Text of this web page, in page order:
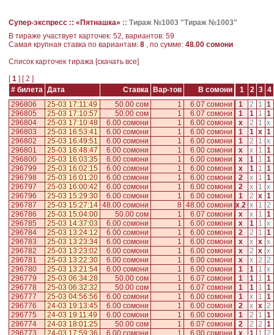
Супер-экспресс :: «Пятнашка» :: Тираж №1003 "Тираж №1003"
В тираже участвует карточек: 52, вариантов: 59
Самая крупная ставка по вариантам: 8 , по сумме: 48.00 сомони
Cписок карточек тиража [скачать все]
[1 ] [2 ]
# билета Дата Ставка Вар-тов В сомони 1 2 3 4
296806
25-03 17:11:49 50.00 сом 1 6.07 сомони 1 2 1 1
296805
25-03 17:10:57 50.00 сом 1 6.07 сомони 1 1 1 1
296804
25-03 17:10:48 6.00 сомони 1 6.00 сомони x 2 1 x
296803
25-03 16:53:41 6.00 сомони 1 6.00 сомони 1 1 x 1
296802
25-03 16:49:51 6.00 сомони 1 6.00 сомони 1 2 1 x
296801
25-03 16:48:47 6.00 сомони 1 6.00 сомони x x 1 1
296800
25-03 16:03:35 6.00 сомони 1 6.00 сомони x 1 1 1
296799
25-03 16:02:15 6.00 сомони 1 6.00 сомони x 1 1 1
296798
25-03 16:01:20 6.00 сомони 1 6.00 сомони 2 x 1 1
296797
25-03 16:00:42 6.00 сомони 1 6.00 сомони 2 x 1 x
296796
25-03 15:29:30 6.00 сомони 1 6.00 сомони 1 2 x 1
296787
25-03 15:27:14 48.00 сомони 8 48.00 сомони x,2 x 1 2
296786
25-03 15:04:00 50.00 сом 1 6.07 сомони x x 1 1
296785
25-03 14:37:03 6.00 сомони 1 6.00 сомони x 1 1 x
296784
25-03 13:24:12 6.00 сомони 1 6.00 сомони 2 2 1 1
296783
25-03 13:23:34 6.00 сомони 1 6.00 сомони x x x x
296782
25-03 13:23:02 6.00 сомони 1 6.00 сомони x 2 x x
296781
25-03 13:22:30 6.00 сомони 1 6.00 сомони x x 2 2
296780
25-03 13:21:54 6.00 сомони 1 6.00 сомони 1 1 1 x
296779
25-03 06:34:28 50.00 сом 1 6.07 сомони 1 1 1 1
296778
25-03 06:32:32 50.00 сом 1 6.07 сомони 1 1 1 1
296777
25-03 04:56:56 6.00 сомони 1 6.00 сомони 1 x 1 1
296776
24-03 19:13:45 6.00 сомони 1 6.00 сомони 2 x x 2
296775
24-03 19:11:49 6.00 сомони 1 6.00 сомони 1 2 1 1
296774
24-03 18:01:25 50.00 сом 1 6.07 сомони 2 2 2 1
296773
24-03 17:59:36 6.00 сомони 1 6.00 сомони x 1 1 2